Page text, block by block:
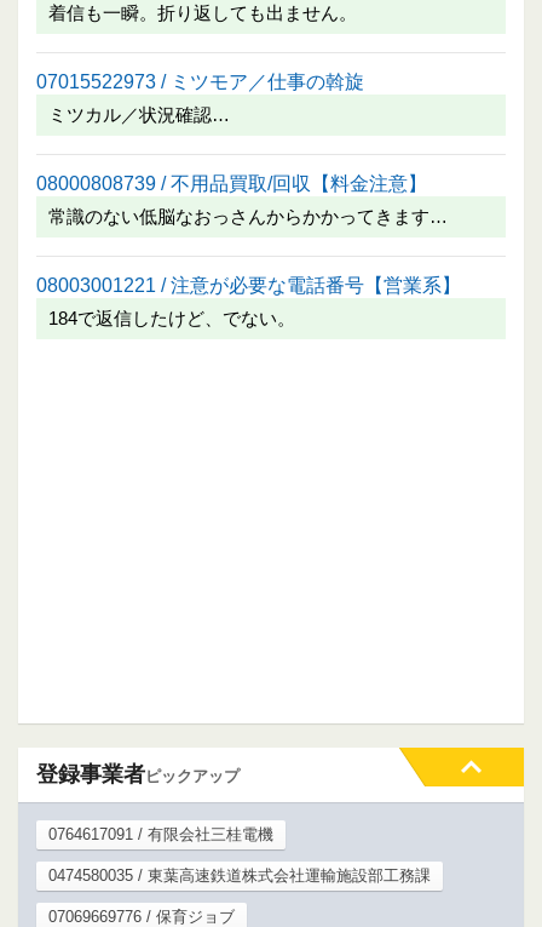
着信も一瞬。折り返しても出ません。
07015522973 / ミツモア／仕事の斡旋
ミツカル／状況確認…
08000808739 / 不用品買取/回収【料金注意】
常識のない低脳なおっさんからかかってきます…
08003001221 / 注意が必要な電話番号【営業系】
184で返信したけど、でない。
登録事業者ピックアップ
0764617091 / 有限会社三桂電機
0474580035 / 東葉高速鉄道株式会社運輸施設部工務課
07069669776 / 保育ジョブ